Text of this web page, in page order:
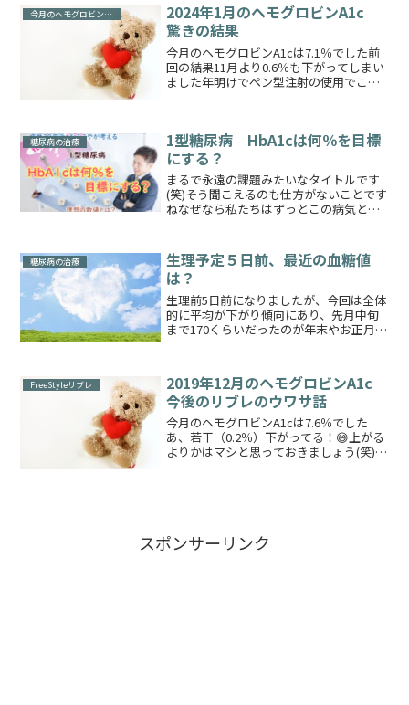
今月のヘモグロビンA1c
2024年1月のヘモグロビンA1c
驚きの結果
今月のヘモグロビンA1cは7.1％でした前
回の結果11月より0.6％も下がってしまい
ました年明けでペン型注射の使用でこの
もびっくり...
糖尿病の治療
1型糖尿病 HbA1cは何％を目標
にする？
まるで永遠の課題みたいなタイトルです
(笑)そう聞こえるのも仕方がないことです
ねなぜなら私たちはずっとこの病気と向
な！という話をしたわけですがなぜそう
したいかというとA1...
糖尿病の治療
生理予定５日前、最近の血糖値
は？
生理前5日前になりましたが、今回は全体
的に平均が下がり傾向にあり、先月中旬
まで170くらいだったのが年末やお正月も
や増えているのでベーサルパターンはス
タンダードのま...
FreeStyleリブレ
2019年12月のヘモグロビンA1c
今後のリブレのウワサ話
今月のヘモグロビンA1cは7.6％でした
あ、若干（0.2％）下がってる！😅上がる
よりかはマシと思っておきましょう(笑)来
スポンサーリンク